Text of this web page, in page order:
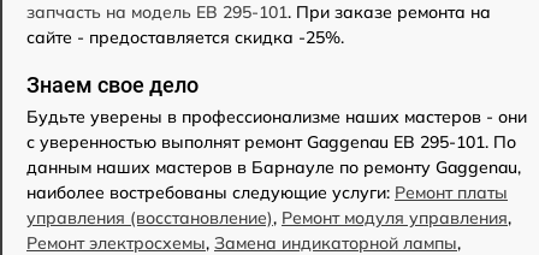
запчасть на модель EB 295-101. При заказе ремонта на
сайте - предоставляется скидка -25%.
Знаем свое дело
Будьте уверены в профессионализме наших мастеров - они
с уверенностью выполнят ремонт Gaggenau EB 295-101. По
данным наших мастеров в Барнауле по ремонту Gaggenau,
наиболее востребованы следующие услуги: Ремонт платы
управления (восстановление), Ремонт модуля управления,
Ремонт электросхемы, Замена индикаторной лампы,